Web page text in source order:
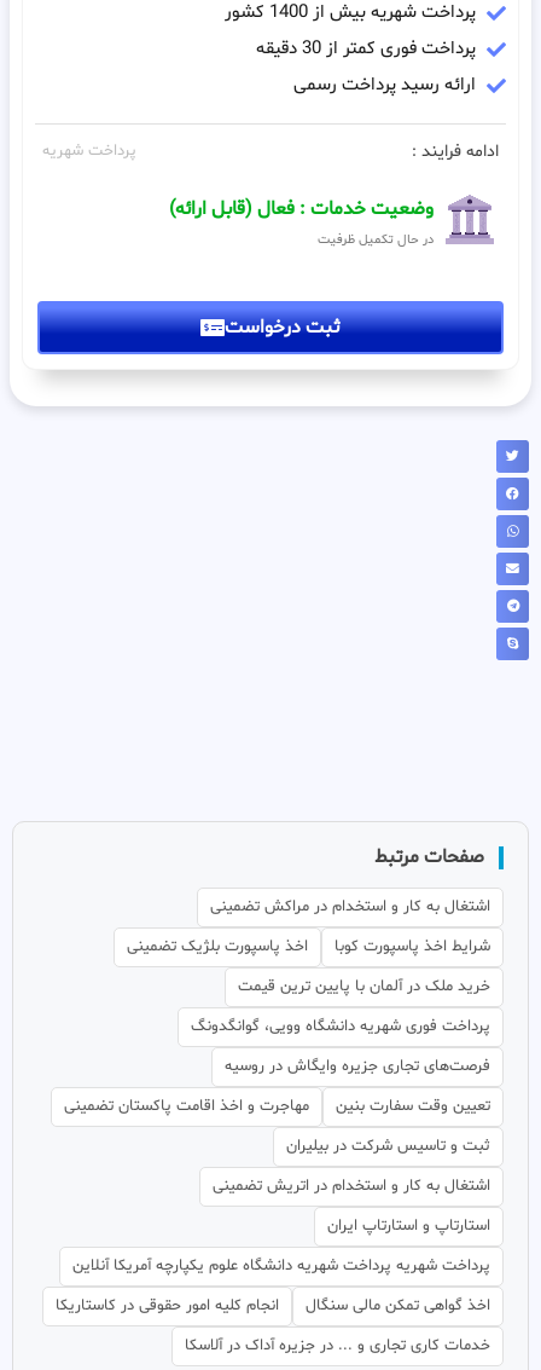
پرداخت شهریه بیش از 1400 کشور
پرداخت فوری کمتر از 30 دقیقه
ارائه رسید پرداخت رسمی
ادامه فرایند : پرداخت شهریه
وضعیت خدمات : فعال (قابل ارائه)
در حال تکمیل ظرفیت
ثبت درخواست
صفحات مرتبط
اشتغال به کار و استخدام در مراکش تضمینی
شرایط اخذ پاسپورت کوبا
اخذ پاسپورت بلژیک تضمینی
خرید ملک در آلمان با پایین ترین قیمت
پرداخت فوری شهریه دانشگاه وویی، گوانگدونگ
فرصت‌های تجاری جزیره وایگاش در روسیه
تعیین وقت سفارت بنین
مهاجرت و اخذ اقامت پاکستان تضمینی
ثبت و تاسیس شرکت در بیلیران
اشتغال به کار و استخدام در اتریش تضمینی
استارتاپ و استارتاپ ایران
پرداخت شهریه پرداخت شهریه دانشگاه علوم یکپارچه آمریکا آنلاین
اخذ گواهی تمکن مالی سنگال
انجام کلیه امور حقوقی در کاستاریکا
خدمات کاری تجاری و ... در جزیره آداک در آلاسکا